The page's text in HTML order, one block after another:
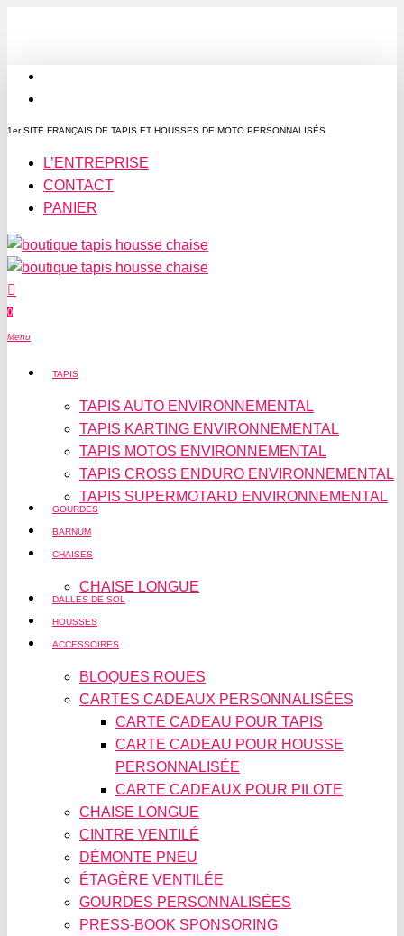
1er SITE FRANÇAIS DE TAPIS ET HOUSSES DE MOTO PERSONNALISÉS
L’ENTREPRISE
CONTACT
PANIER
0
Menu
TAPIS
TAPIS AUTO ENVIRONNEMENTAL
TAPIS KARTING ENVIRONNEMENTAL
TAPIS MOTOS ENVIRONNEMENTAL
TAPIS CROSS ENDURO ENVIRONNEMENTAL
TAPIS SUPERMOTARD ENVIRONNEMENTAL
GOURDES
BARNUM
CHAISES
CHAISE LONGUE
DALLES DE SOL
HOUSSES
ACCESSOIRES
BLOQUES ROUES
CARTES CADEAUX PERSONNALISÉES
CARTE CADEAU POUR TAPIS
CARTE CADEAU POUR HOUSSE
PERSONNALISÉE
CARTE CADEAUX POUR PILOTE
CHAISE LONGUE
CINTRE VENTILÉ
DÉMONTE PNEU
ÉTAGÈRE VENTILÉE
GOURDES PERSONNALISÉES
PRESS-BOOK SPONSORING